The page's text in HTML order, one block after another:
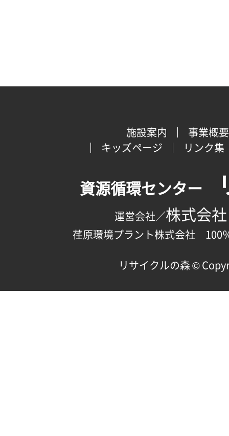
施設案内
事業概要
キッズページ
リンク集
資源循環センター
運営会社／株式会
荏原環境プラント株式会社 100
リサイクルの森 ©